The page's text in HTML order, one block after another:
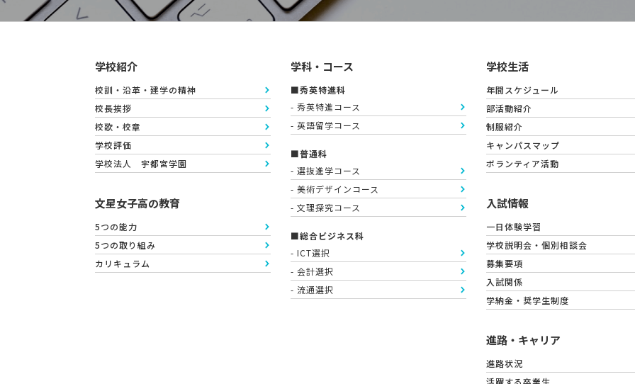
学校紹介
校訓・沿革・建学の精神
校長挨拶
校歌・校章
学校評価
学校法人 宇都宮学園
文星女子高の教育
5つの能力
5つの取り組み
カリキュラム
学科・コース
■秀英特進科
- 秀英特進コース
- 英語留学コース
■普通科
- 選抜進学コース
- 美術デザインコース
- 文理探究コース
■総合ビジネス科
- ICT選択
- 会計選択
- 流通選択
学校生活
年間スケジュール
部活動紹介
制服紹介
キャンパスマップ
ボランティア活動
入試情報
一日体験学習
学校説明会・個別相談会
募集要項
入試関係
学納金・奨学生制度
進路・キャリア
進路状況
活躍する卒業生